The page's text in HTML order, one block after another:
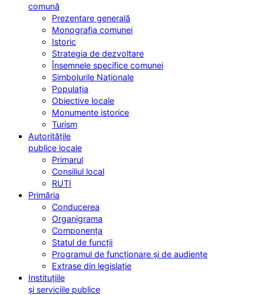
comună
Prezentare generală
Monografia comunei
Istoric
Strategia de dezvoltare
Însemnele specifice comunei
Simbolurile Naționale
Populația
Obiective locale
Monumente istorice
Turism
Autoritățile
publice locale
Primarul
Consiliul local
RUTI
Primăria
Conducerea
Organigrama
Componența
Statul de funcții
Programul de funcționare și de audiențe
Extrase din legislație
Instituțiile
și serviciile publice